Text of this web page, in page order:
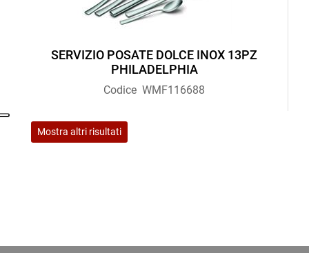
SERVIZIO POSATE DOLCE INOX 13PZ
PHILADELPHIA
Codice WMF116688
Mostra altri risultati